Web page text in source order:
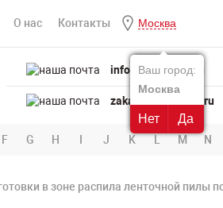
О нас Контакты Москва
Ваш город:
Москва
Нет Да
info@powertool.ru
zakaz@powertool.ru
F G H I J K L M N
в зоне распила ленточной пилы